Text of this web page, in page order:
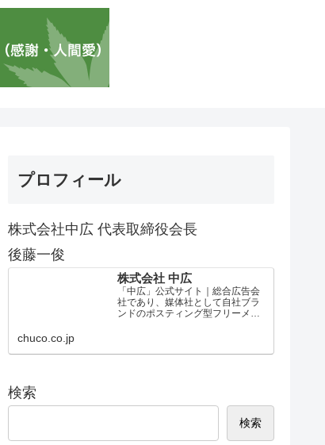
プロフィール
株式会社中広 代表取締役会長
後藤一俊
株式会社 中広
「中広」公式サイト｜総合広告会
社であり、媒体社として自社ブラ
ンドのポスティング型フリーメデ
chuco.co.jp
検索
検索